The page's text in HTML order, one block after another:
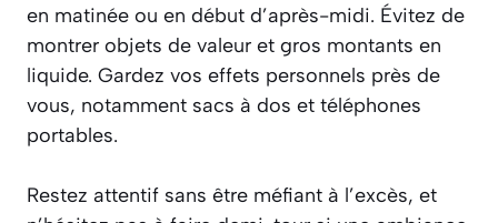
en matinée ou en début d’après-midi. Évitez de
montrer objets de valeur et gros montants en
liquide. Gardez vos effets personnels près de
vous, notamment sacs à dos et téléphones
portables.
Restez attentif sans être méfiant à l’excès, et